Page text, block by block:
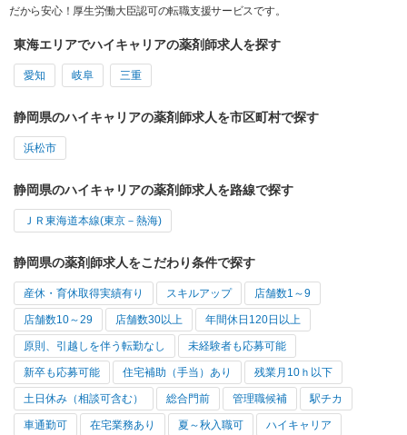
だから安心！厚生労働大臣認可の転職支援サービスです。
東海エリアでハイキャリアの薬剤師求人を探す
愛知 岐阜 三重
静岡県のハイキャリアの薬剤師求人を市区町村で探す
浜松市
静岡県のハイキャリアの薬剤師求人を路線で探す
ＪＲ東海道本線(東京－熱海)
静岡県の薬剤師求人をこだわり条件で探す
産休・育休取得実績有り スキルアップ 店舗数1～9
店舗数10～29 店舗数30以上 年間休日120日以上
原則、引越しを伴う転勤なし 未経験者も応募可能
新卒も応募可能 住宅補助（手当）あり 残業月10ｈ以下
土日休み（相談可含む） 総合門前 管理職候補 駅チカ
車通勤可 在宅業務あり 夏～秋入職可 ハイキャリア